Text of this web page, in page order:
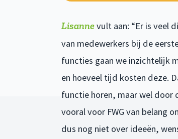
Lisannevult aan: “Er is veel
van medewerkers bij de
functies gaan we inzichtelijk
en hoeveel tijd kosten deze.
functie horen, maar wel door
vooral voor FWG van belang
dus nog niet over ideeën,